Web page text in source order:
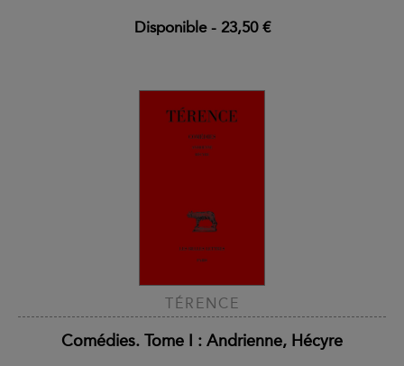
Disponible- 23,50 €
TÉRENCE
Comédies. Tome I : Andrienne, Hécyre